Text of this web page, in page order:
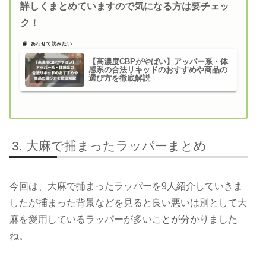
詳しくまとめていますので気になる方は要チェッ
ク！
【高濃度CBPがやばい】アッパー系・体
感系の合法リキッドのおすすめや商品の
選び方を徹底解説
大麻で捕まったラッパーまとめ
今回は、大麻で捕まったラッパーを9人紹介していきま
したが捕まった背景などを見ると良い悪いは別として大
麻を愛用しているラッパーが多いことが分かりました
ね。